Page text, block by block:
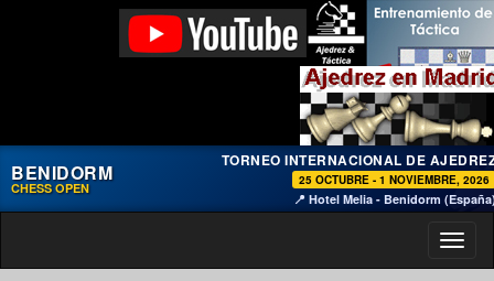
BENIDORM
CHESS OPEN
TORNEO INTERNACIONAL DE
25 OCTUBRE - 1 NOVIEMBRE, 2026
📍 Hotel Melia - Benidorm